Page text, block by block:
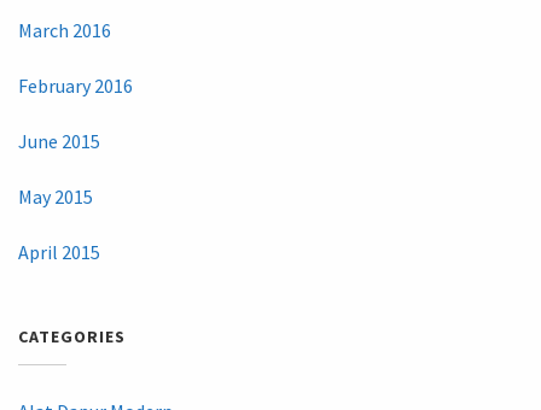
March 2016
February 2016
June 2015
May 2015
April 2015
CATEGORIES